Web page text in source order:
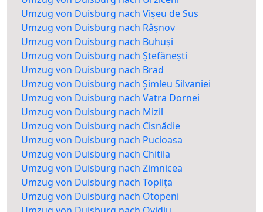
Umzug von Duisburg nach Vișeu de Sus
Umzug von Duisburg nach Râșnov
Umzug von Duisburg nach Buhuși
Umzug von Duisburg nach Ștefănești
Umzug von Duisburg nach Brad
Umzug von Duisburg nach Șimleu Silvaniei
Umzug von Duisburg nach Vatra Dornei
Umzug von Duisburg nach Mizil
Umzug von Duisburg nach Cisnădie
Umzug von Duisburg nach Pucioasa
Umzug von Duisburg nach Chitila
Umzug von Duisburg nach Zimnicea
Umzug von Duisburg nach Toplița
Umzug von Duisburg nach Otopeni